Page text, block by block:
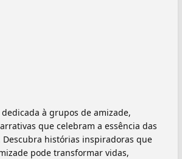
à grupos de amizade,
que celebram a essência das
Descubra histórias inspiradoras que
pode transformar vidas,